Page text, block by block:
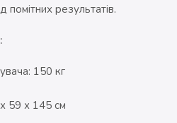
результатів.
150 кг
59 х 145 см